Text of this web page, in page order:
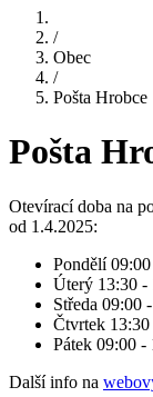
/
Obec
/
Pošta Hrobce
Pošta
Otevírací doba na
od 1.4.2025:
Pondělí
Úterý 13:30 -
Středa 09:00
Čtvrtek
Pátek 09:00 -
Další info na